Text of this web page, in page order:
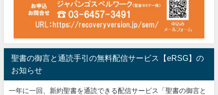
聖書の御言と通読手引の無料配信サービス【eRSG】の
お知らせ
一年に一回、新約聖書を通読できる配信サービス「聖書の御言と